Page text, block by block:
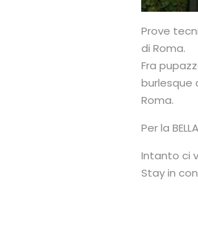
Prove
di Roma.
Fra
burlesque
Roma.
Per la
Intanto ci
Stay in